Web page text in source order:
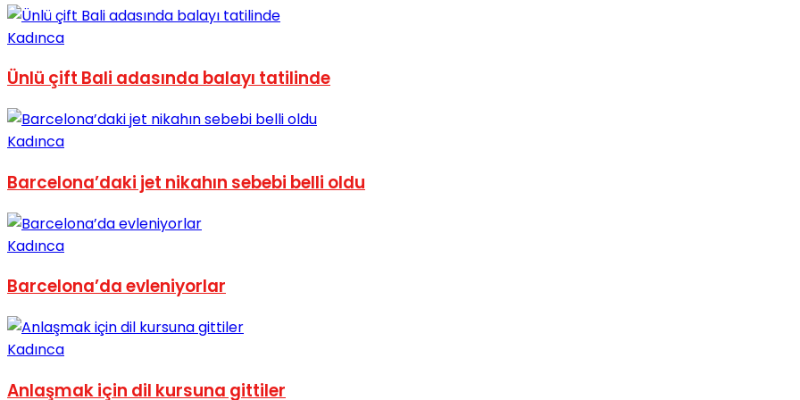
No Result
Kadınca
Ünlü çift Bali adasında balayı tatilinde
Kadınca
Barcelona’daki jet nikahın sebebi belli oldu
Kadınca
Barcelona’da evleniyorlar
Kadınca
Anlaşmak için dil kursuna gittiler